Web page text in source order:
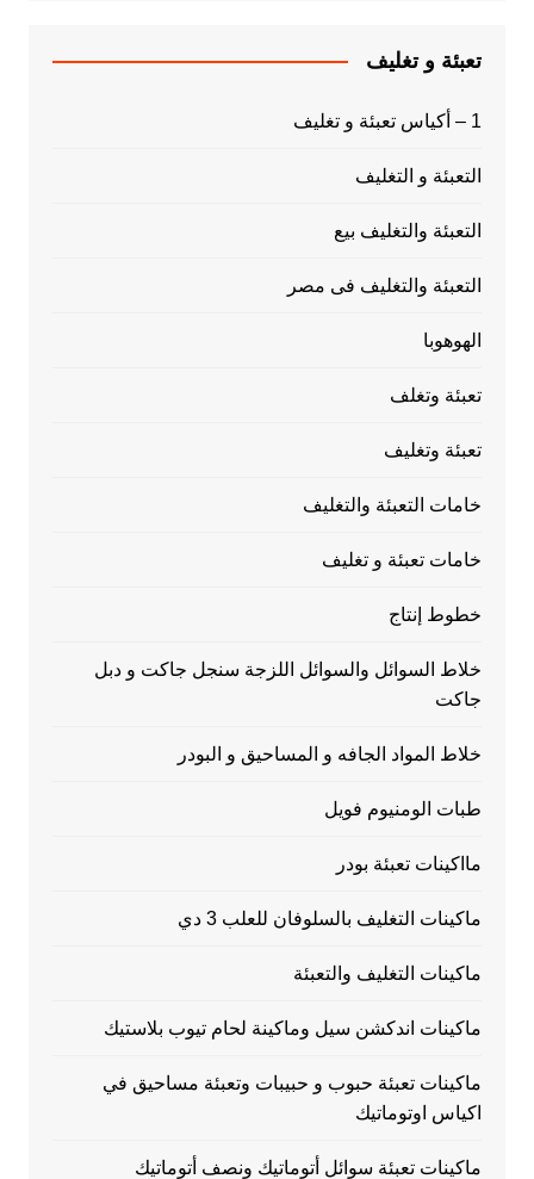
تعبئة و تغليف
1 – أكياس تعبئة و تغليف
التعبئة و التغليف
التعبئة والتغليف بيع
التعبئة والتغليف فى مصر
الهوهوبا
تعبئة وتغلف
تعبئة وتغليف
خامات التعبئة والتغليف
خامات تعبئة و تغليف
خطوط إنتاج
خلاط السوائل والسوائل اللزجة سنجل جاكت و دبل
جاكت
خلاط المواد الجافه و المساحيق و البودر
طبات الومنيوم فويل
مااكينات تعبئة بودر
ماكينات التغليف بالسلوفان للعلب 3 دي
ماكينات التغليف والتعبئة
ماكينات اندكشن سيل وماكينة لحام تيوب بلاستيك
ماكينات تعبئة حبوب و حبيبات وتعبئة مساحيق في
اكياس اوتوماتيك
ماكينات تعبئة سوائل أتوماتيك ونصف أتوماتيك